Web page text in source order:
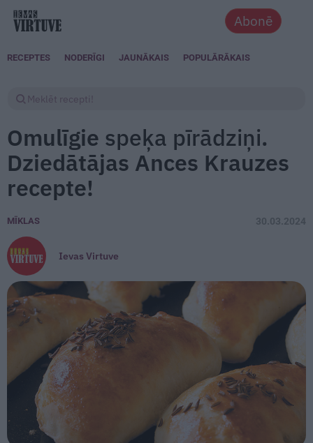
Abonē
RECEPTES NODERĪGI JAUNĀKAIS POPULĀRĀKAIS
Omulīgie speķa pīrādziņi.
Dziedātājas Ances Krauzes
recepte!
MĪKLAS 30.03.2024
Ievas Virtuve